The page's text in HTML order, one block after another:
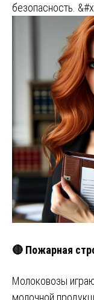
безопасность.
🔴 Пожарная
Молоковозы
молочной